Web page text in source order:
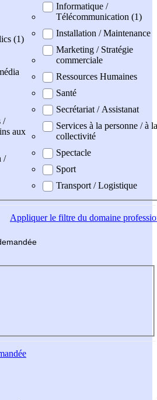
(1)
/
aux
/
Informatique /
Télécommunication (1)
Installation / Maintenance
Marketing / Stratégie
commerciale
Ressources Humaines
Santé
Secrétariat / Assistanat
Services à la personne / à la
collectivité
Spectacle
Sport
Transport / Logistique
Appliquerle filtre du domaine